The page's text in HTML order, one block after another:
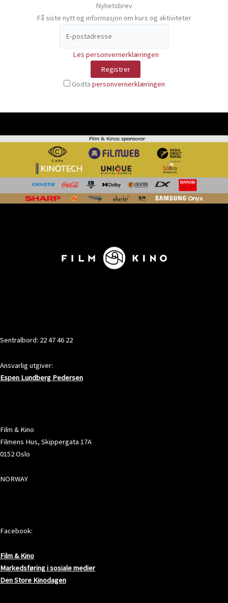
Nyhetsbrev
Få siste nytt og informasjon om kurs og aktiviteter
Les personvernerklæringen
Godta personvernerklæringen
Sentralbord: 22 47 46 22
Ansvarlig utgiver:
Espen Lundberg Pedersen
Film & Kino
Filmens Hus, Skippergata 17A
0152 Oslo
NORWAY
Facebook:
Film & Kino
Markedsføring i sosiale medier
Den Store Kinodagen